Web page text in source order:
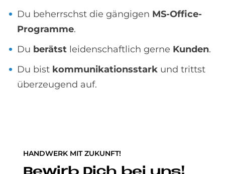
Du beherrschst die gängigen MS-Office-
Programme.
Du berätst leidenschaftlich gerne Kunden.
Du bist kommunikationsstark und trittst
überzeugend auf.
HANDWERK MIT ZUKUNFT!